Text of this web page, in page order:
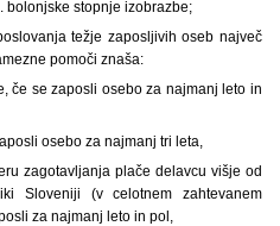
bolonjske stopnje izobrazbe;
težje zaposljivih oseb največ
pomoči znaša:
če se zaposli osebo za najmanj leto in
osebo za najmanj tri leta,
zagotavljanja plače delavcu višje od
Sloveniji (v celotnem zahtevanem
za najmanj leto in pol,